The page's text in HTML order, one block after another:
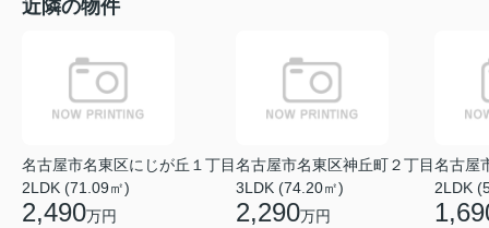
近隣の物件
名古屋市名東区にじが丘１丁目
2LDK (71.09㎡)
2,490万円
名古屋市名東区神丘町２丁目
3LDK (74.20㎡)
2,290万円
名古屋
2LDK